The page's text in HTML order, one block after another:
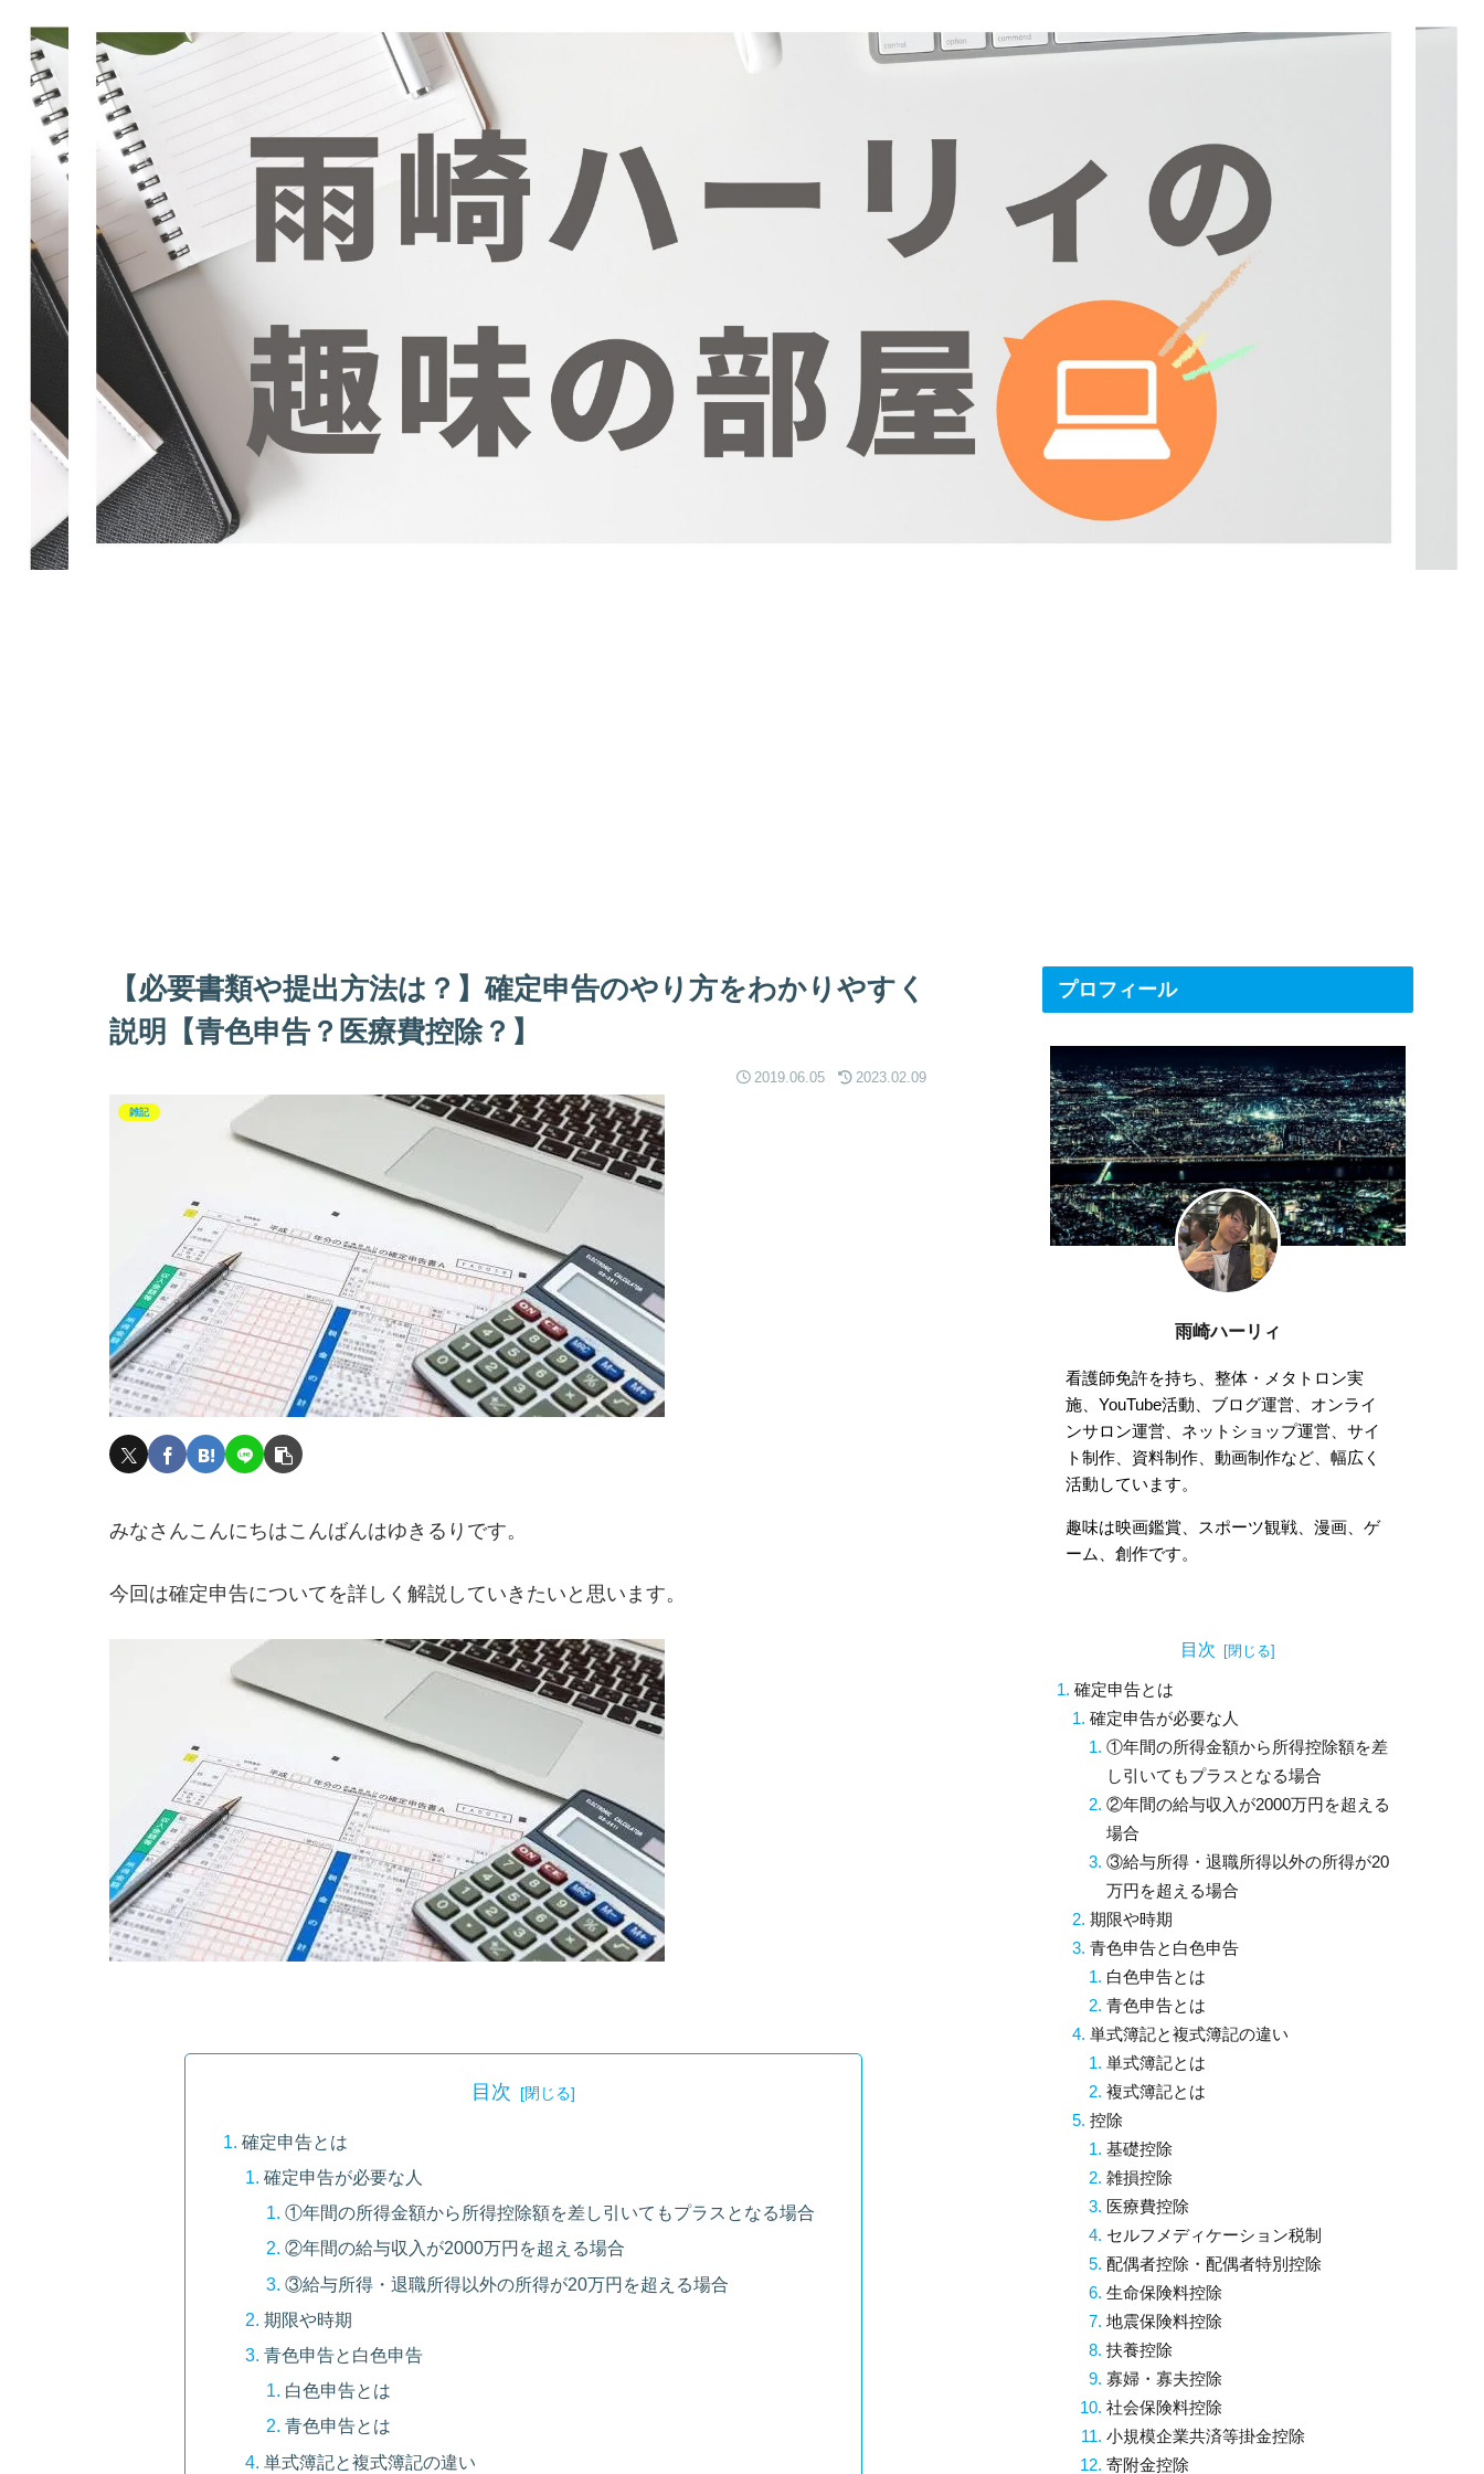
【必要書類や提出方法は？】確定申告のやり方をわかりやすく
説明【青色申告？医療費控除？】
2019.06.05 2023.02.09
雑記
みなさんこんにちはこんばんはゆきるりです。
今回は確定申告についてを詳しく解説していきたいと思います。
目次
確定申告とは
確定申告が必要な人
①年間の所得金額から所得控除額を差し引いてもプラスとなる場合
②年間の給与収入が2000万円を超える場合
③給与所得・退職所得以外の所得が20万円を超える場合
期限や時期
青色申告と白色申告
白色申告とは
青色申告とは
単式簿記と複式簿記の違い
プロフィール
雨崎ハーリィ
看護師免許を持ち、整体・メタトロン実
施、YouTube活動、ブログ運営、オンライ
ンサロン運営、ネットショップ運営、サイ
ト制作、資料制作、動画制作など、幅広く
活動しています。
趣味は映画鑑賞、スポーツ観戦、漫画、ゲ
ーム、創作です。
目次
確定申告とは
確定申告が必要な人
①年間の所得金額から所得控除額を差
し引いてもプラスとなる場合
②年間の給与収入が2000万円を超える
場合
③給与所得・退職所得以外の所得が20
万円を超える場合
期限や時期
青色申告と白色申告
白色申告とは
青色申告とは
単式簿記と複式簿記の違い
単式簿記とは
複式簿記とは
控除
基礎控除
雑損控除
医療費控除
セルフメディケーション税制
配偶者控除・配偶者特別控除
生命保険料控除
地震保険料控除
扶養控除
寡婦・寡夫控除
社会保険料控除
小規模企業共済等掛金控除
寄附金控除